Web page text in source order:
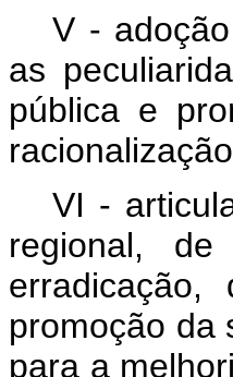
V -
as
pública e
VI -
regional,
promoção da
para a